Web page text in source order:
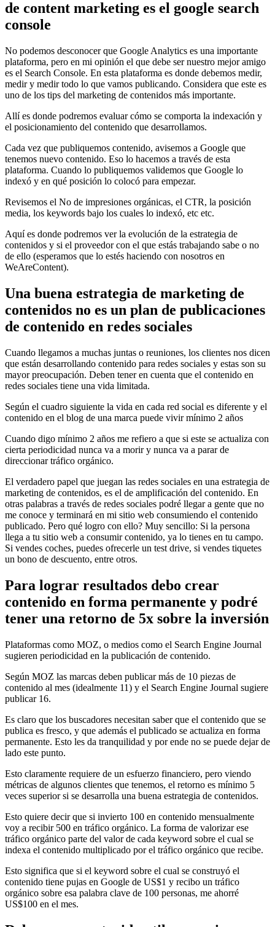
de content marketing es el google search
console
No podemos desconocer que Google Analytics es una importante
plataforma, pero en mi opinión el que debe ser nuestro mejor amigo
es el Search Console. En esta plataforma es donde debemos medir,
medir y medir todo lo que vamos publicando. Considera que este es
uno de los tips del marketing de contenidos más importante.
Allí es donde podremos evaluar cómo se comporta la indexación y
el posicionamiento del contenido que desarrollamos.
Cada vez que publiquemos contenido, avisemos a Google que
tenemos nuevo contenido. Eso lo hacemos a través de esta
plataforma. Cuando lo publiquemos validemos que Google lo
indexó y en qué posición lo colocó para empezar.
Revisemos el No de impresiones orgánicas, el CTR, la posición
media, los keywords bajo los cuales lo indexó, etc etc.
Aquí es donde podremos ver la evolución de la estrategia de
contenidos y si el proveedor con el que estás trabajando sabe o no
de ello (esperamos que lo estés haciendo con nosotros en
WeAreContent).
Una buena estrategia de marketing de
contenidos no es un plan de publicaciones
de contenido en redes sociales
Cuando llegamos a muchas juntas o reuniones, los clientes nos dicen
que están desarrollando contenido para redes sociales y estas son su
mayor preocupación. Deben tener en cuenta que el contenido en
redes sociales tiene una vida limitada.
Según el cuadro siguiente la vida en cada red social es diferente y el
contenido en el blog de una marca puede vivir mínimo 2 años
Cuando digo mínimo 2 años me refiero a que si este se actualiza con
cierta periodicidad nunca va a morir y nunca va a parar de
direccionar tráfico orgánico.
El verdadero papel que juegan las redes sociales en una estrategia de
marketing de contenidos, es el de amplificación del contenido. En
otras palabras a través de redes sociales podré llegar a gente que no
me conoce y terminará en mi sitio web consumiendo el contenido
publicado. Pero qué logro con ello? Muy sencillo: Si la persona
llega a tu sitio web a consumir contenido, ya lo tienes en tu campo.
Si vendes coches, puedes ofrecerle un test drive, si vendes tiquetes
un bono de descuento, entre otros.
Para lograr resultados debo crear
contenido en forma permanente y podré
tener una retorno de 5x sobre la inversión
Plataformas como MOZ, o medios como el Search Engine Journal
sugieren periodicidad en la publicación de contenido.
Según MOZ las marcas deben publicar más de 10 piezas de
contenido al mes (idealmente 11) y el Search Engine Journal sugiere
publicar 16.
Es claro que los buscadores necesitan saber que el contenido que se
publica es fresco, y que además el publicado se actualiza en forma
permanente. Esto les da tranquilidad y por ende no se puede dejar de
lado este punto.
Esto claramente requiere de un esfuerzo financiero, pero viendo
métricas de algunos clientes que tenemos, el retorno es mínimo 5
veces superior si se desarrolla una buena estrategia de contenidos.
Esto quiere decir que si invierto 100 en contenido mensualmente
voy a recibir 500 en tráfico orgánico. La forma de valorizar ese
tráfico orgánico parte del valor de cada keyword sobre el cual se
indexa el contenido multiplicado por el tráfico orgánico que recibe.
Esto significa que si el keyword sobre el cual se construyó el
contenido tiene pujas en Google de US$1 y recibo un tráfico
orgánico sobre esa palabra clave de 100 personas, me ahorré
US$100 en el mes.